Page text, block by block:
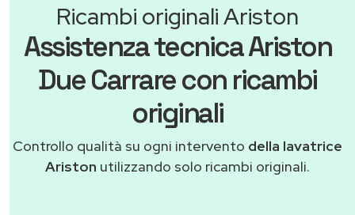
Ricambi originali Ariston
Assistenza tecnica Ariston
Due Carrare con ricambi
originali
Controllo qualità su ogni intervento della lavatrice
Ariston utilizzando solo ricambi originali.